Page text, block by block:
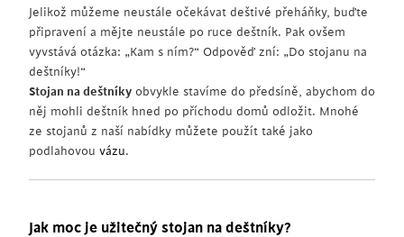
Jelikož můžeme neustále očekávat deštivé přeháňky, buďte
připravení a mějte neustále po ruce deštník. Pak ovšem
vyvstává otázka: „Kam s ním?“ Odpověď zní: „Do stojanu na
deštníky!“
Stojan na deštníky obvykle stavíme do předsíně, abychom do
něj mohli deštník hned po příchodu domů odložit. Mnohé
ze stojanů z naší nabídky můžete použít také jako
podlahovou vázu.
Jak moc je užitečný stojan na deštníky?